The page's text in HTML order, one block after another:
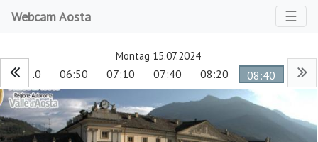
Webcam Aosta ☰
Montag 15.07.2024
06:10 06:50 07:10 07:40 08:20 08:40